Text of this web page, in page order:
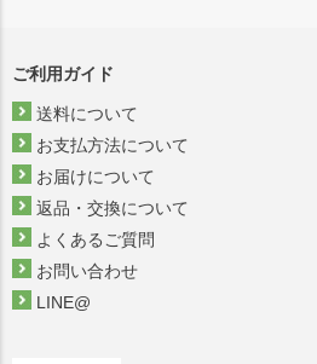
ご利用ガイド
送料について
お支払方法について
お届けについて
返品・交換について
よくあるご質問
お問い合わせ
LINE@